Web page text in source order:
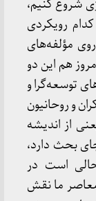
شروع کنیم،
رویکردی
مؤلفه‌های
هم این دو
توسعه‌گرا و
و روحانیون
از اندیشه
بحث دارد،
است در
ما نقش